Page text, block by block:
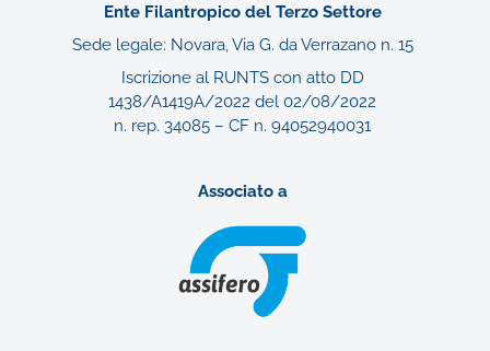
Ente Filantropico del Terzo Settore
Sede legale: Novara, Via G. da Verrazano n. 15
Iscrizione al RUNTS con atto DD
1438/A1419A/2022 del 02/08/2022
n. rep. 34085 – CF n. 94052940031
Associato a